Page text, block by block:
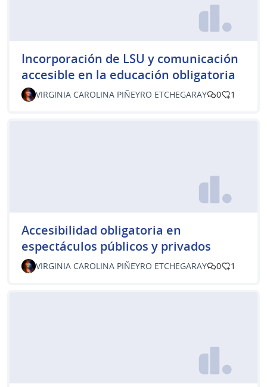
Incorporación de LSU y comunicación
accesible en la educación obligatoria
VIRGINIA CAROLINA PIÑEYRO ETCHEGARAY 0 1
Accesibilidad obligatoria en
espectáculos públicos y privados
VIRGINIA CAROLINA PIÑEYRO ETCHEGARAY 0 1